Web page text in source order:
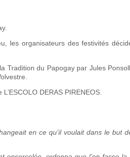
les organisateurs des festivités
Tradition du Papogay par Jules
DERAS PIRENEOS.
en ce qu’il voulait dans le but